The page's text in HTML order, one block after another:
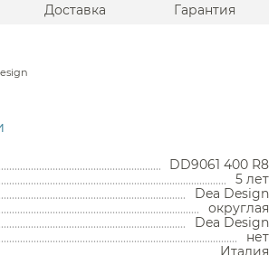
Доставка Гарантия
DD9061 400 R8
5 лет
Dea Design
округлая
Dea Design
нет
Италия